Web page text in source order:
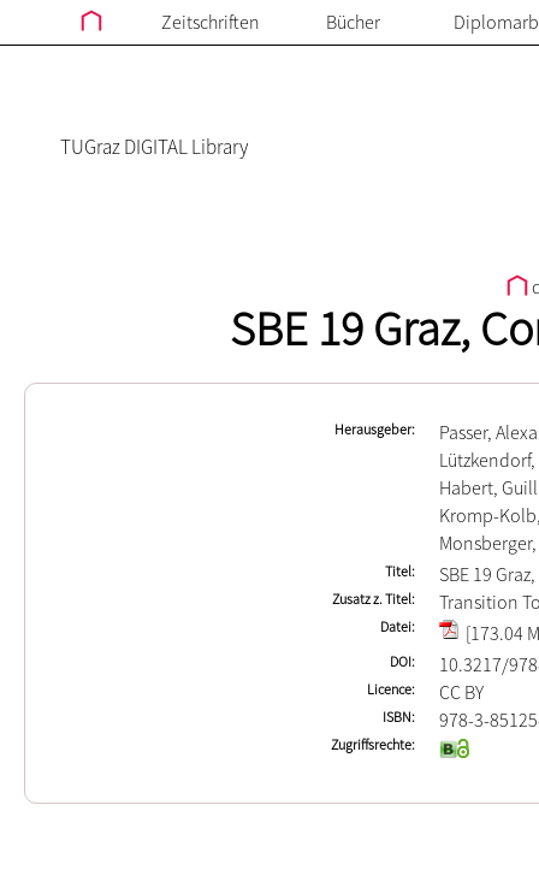
Zeitschriften Bücher
TUGraz DIGITAL Library
SBE 19 Graz,
Herausgeber
Passer,
Habert,
Kromp-
Titel SBE 19
Zusatz z. Titel Transition
Datei [173.04
DOI 10.3217/
Licence CC BY
ISBN 978-3-
Zugriffsrechte